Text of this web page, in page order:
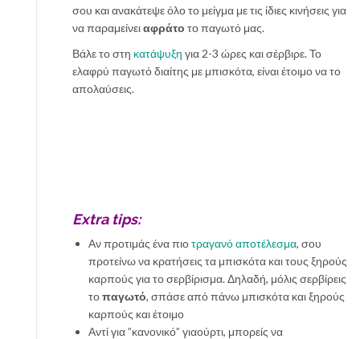
σου και ανακάτεψε όλο το μείγμα με τις ίδιες κινήσεις για
να παραμείνειαφράτο το παγωτό μας.
Βάλε το στη κατάψυξη για 2-3 ώρες και σέρβιρε. Το
ελαφρύ παγωτό διαίτης με μπισκότα, είναι έτοιμο να το
απολαύσεις.
Extra tips:
Αν προτιμάς ένα πιοτραγανό αποτέλεσμα, σου
προτείνω να κρατήσεις τα μπισκότα και τους ξηρούς
καρπούς για το σερβίρισμα. Δηλαδή, μόλις σερβίρεις
τοπαγωτό, σπάσε από πάνω μπισκότα και ξηρούς
καρπούς και έτοιμο
Αντί για ”κανονικό” γιαούρτι, μπορείς να